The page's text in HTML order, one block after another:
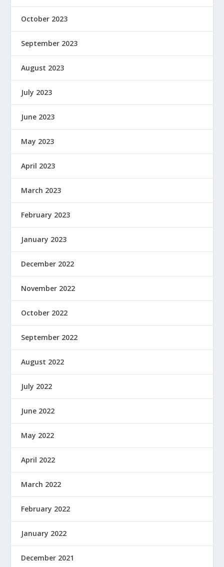
October 2023
September 2023
August 2023
July 2023
June 2023
May 2023
April 2023
March 2023
February 2023
January 2023
December 2022
November 2022
October 2022
September 2022
August 2022
July 2022
June 2022
May 2022
April 2022
March 2022
February 2022
January 2022
December 2021